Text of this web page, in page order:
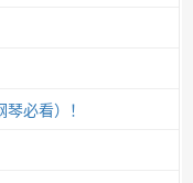
必看）！